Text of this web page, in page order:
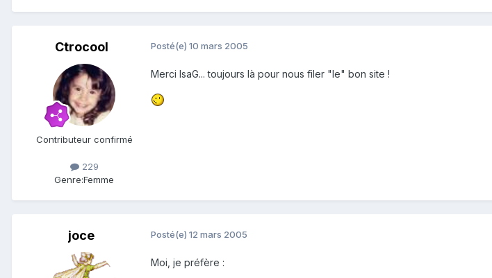
Ctrocool
Contributeur confirmé
229
Genre:Femme
Posté(e) 10 mars 2005
Merci IsaG... toujours là pour nous filer "le" bon site !
joce Posté(e) 12 mars 2005
Moi, je préfère :